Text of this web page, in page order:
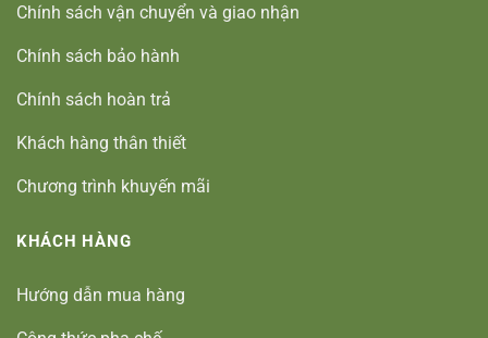
Chính sách vận chuyển và giao nhận
Chính sách bảo hành
Chính sách hoàn trả
Khách hàng thân thiết
Chương trình khuyến mãi
KHÁCH HÀNG
Hướng dẫn mua hàng